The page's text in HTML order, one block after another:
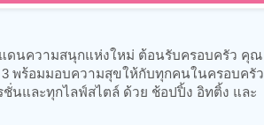
แดนความสนุกแห่งใหม่ ต้อนรับครอบครัว คุณ
พร้อมมอบความสุขให้กับทุกคนในครอบครัว
ชั่นและทุกไลฟ์สไตล์ ด้วย ช้อปปิ้ง อิทติ้ง และ